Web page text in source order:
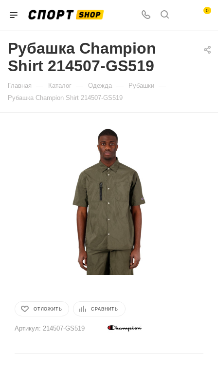
0
Рубашка Champion
Shirt 214507-GS519
Главная — Каталог — Одежда — Рубашки —
Рубашка Champion Shirt 214507-GS519
ОТЛОЖИТЬ СРАВНИТЬ
Артикул: 214507-GS519